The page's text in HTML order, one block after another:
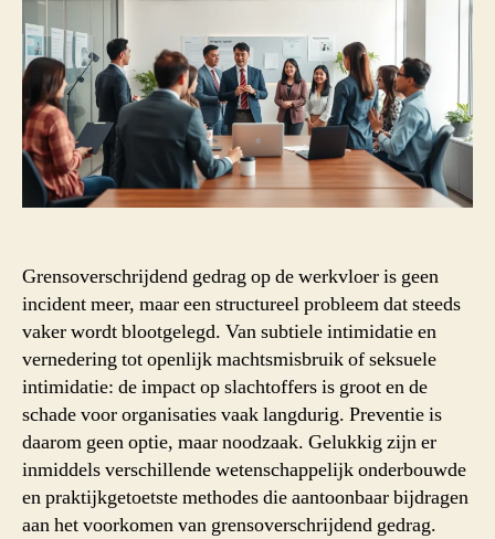
Grensoverschrijdend gedrag op de werkvloer is geen
incident meer, maar een structureel probleem dat steeds
vaker wordt blootgelegd. Van subtiele intimidatie en
vernedering tot openlijk machtsmisbruik of seksuele
intimidatie: de impact op slachtoffers is groot en de
schade voor organisaties vaak langdurig. Preventie is
daarom geen optie, maar noodzaak. Gelukkig zijn er
inmiddels verschillende wetenschappelijk onderbouwde
en praktijkgetoetste methodes die aantoonbaar bijdragen
aan het voorkomen van grensoverschrijdend gedrag.